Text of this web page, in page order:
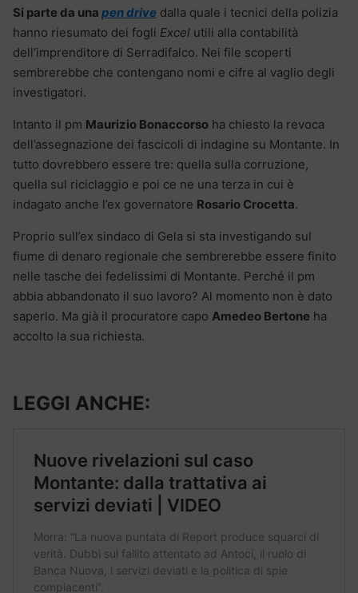
Si parte da una pen drive dalla quale i tecnici della polizia
hanno riesumato dei fogli Excel utili alla contabilità
dell’imprenditore di Serradifalco. Nei file scoperti
sembrerebbe che contengano nomi e cifre al vaglio degli
investigatori.
Intanto il pm Maurizio Bonaccorso ha chiesto la revoca
dell’assegnazione dei fascicoli di indagine su Montante. In
tutto dovrebbero essere tre: quella sulla corruzione,
quella sul riciclaggio e poi ce ne una terza in cui è
indagato anche l’ex governatore Rosario Crocetta.
Proprio sull’ex sindaco di Gela si sta investigando sul
fiume di denaro regionale che sembrerebbe essere finito
nelle tasche dei fedelissimi di Montante. Perché il pm
abbia abbandonato il suo lavoro? Al momento non è dato
saperlo. Ma già il procuratore capo Amedeo Bertone ha
accolto la sua richiesta.
LEGGI ANCHE: